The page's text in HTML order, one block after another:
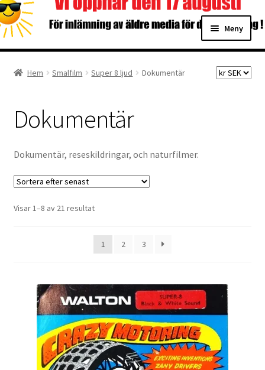
Hoppa
till
navigering
Hoppa
till
innehåll
Meny
Priser
Förbättringar
Önskelista
Checkout
About the checkout
Villkor
Hem Smalfilm Super 8 ljud Dokumentär
Dokumentär
Dokumentär, reseskildringar, och naturfilmer.
Visar 1–8 av 21 resultatSortera
senaste
1
2 3